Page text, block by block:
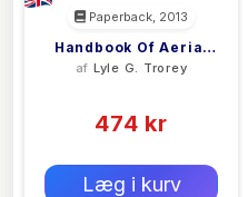
Paperback, 2013
Handbook Of Aerial
Mapping And
af Lyle G. Trorey
474 kr
Læg i kurv